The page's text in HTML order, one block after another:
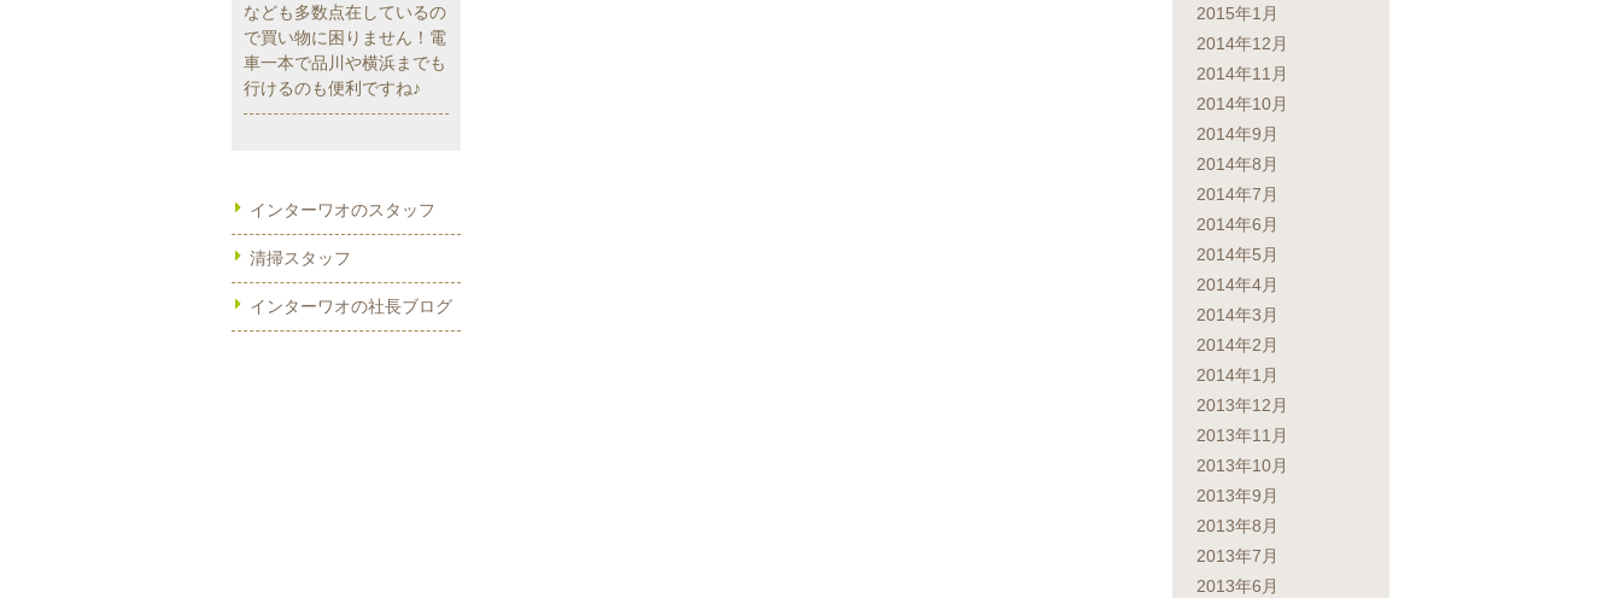
なども多数点在しているの
で買い物に困りません！電
車一本で品川や横浜までも
行けるのも便利ですね♪
インターワオのスタッフ
清掃スタッフ
インターワオの社長ブログ
2015年1月
2014年12月
2014年11月
2014年10月
2014年9月
2014年8月
2014年7月
2014年6月
2014年5月
2014年4月
2014年3月
2014年2月
2014年1月
2013年12月
2013年11月
2013年10月
2013年9月
2013年8月
2013年7月
2013年6月